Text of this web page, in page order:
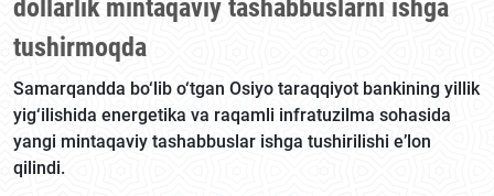
dollarlik mintaqaviy tashabbuslarni ishga
tushirmoqda
Samarqandda bo‘lib o‘tgan Osiyo taraqqiyot bankining yillik
yig‘ilishida energetika va raqamli infratuzilma sohasida
yangi mintaqaviy tashabbuslar ishga tushirilishi e’lon
qilindi.